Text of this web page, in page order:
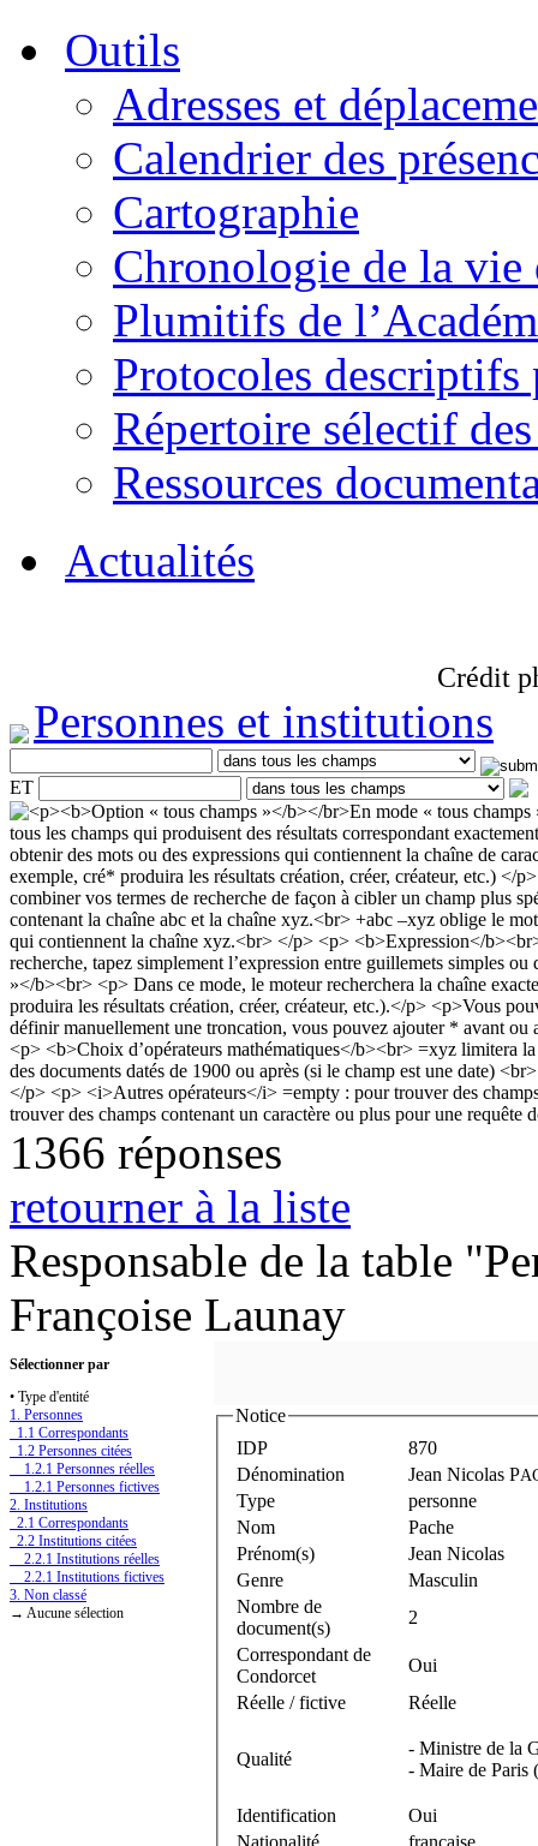
Outils
Adresses et
Calendrier des
Cartographie
Chronologie de la vie
Plumitifs de
Protocoles descriptifs
Répertoire sélectif
Ressources
Actualités
Crédit
Personnes et institutions
ET
1366 réponses
retourner à la liste
Responsable de la table
Françoise Launay
Sélectionner par
• Type d'entité
1. Personnes
1.1 Correspondants
1.2 Personnes citées
1.2.1 Personnes réelles
1.2.1 Personnes fictives
2. Institutions
2.1 Correspondants
2.2 Institutions citées
2.2.1 Institutions réelles
2.2.1 Institutions fictives
3. Non classé
→ Aucune sélection
Notice
IDP
870
Dénomination
Jean Nicolas P
Type
personne
Nom
Pache
Prénom(s)
Jean Nicolas
Genre
Masculin
Nombre de
document(s)
2
Correspondant de
Condorcet
Oui
Réelle / fictive
Réelle
Qualité
- Ministre de la
- Maire de Paris
Identification
Oui
Nationalité
française